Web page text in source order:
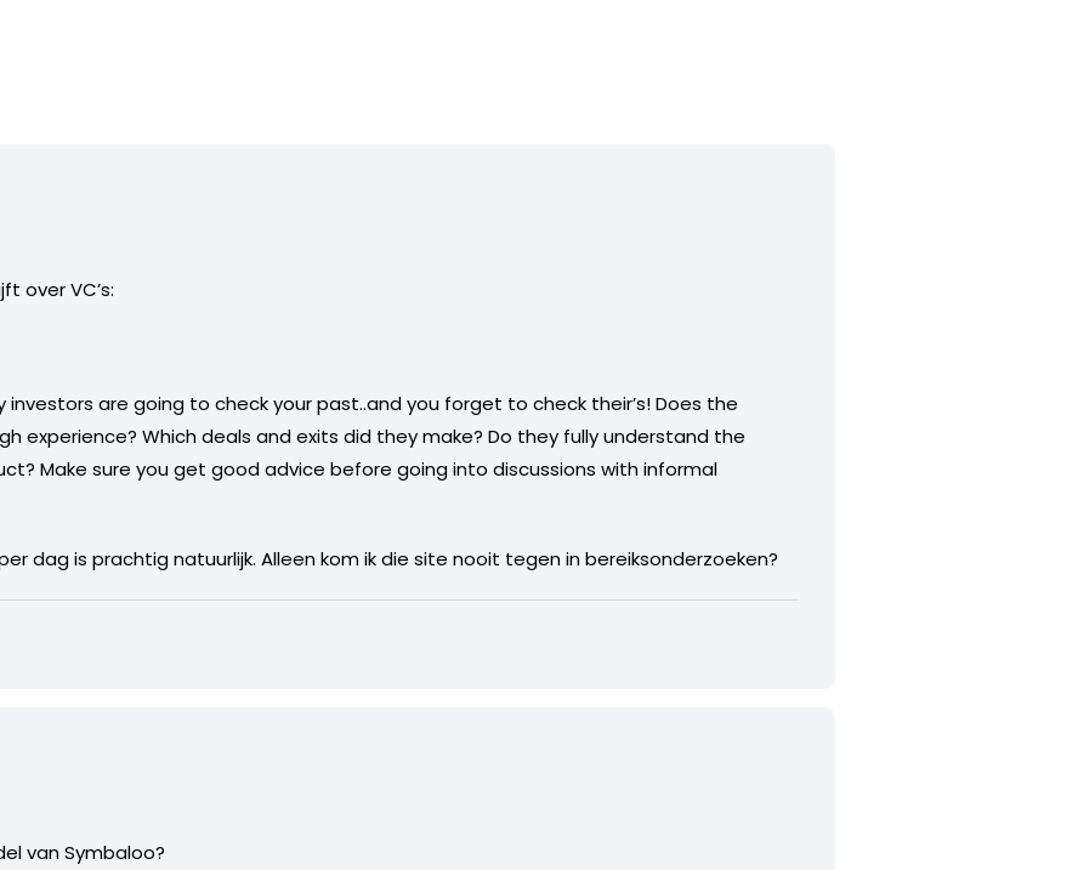
over VC’s:
investors are going to check your past..and you forget to check their’s! Does the
experience? Which deals and exits did they make? Do they fully understand the
Make sure you get good advice before going into discussions with informal
dag is prachtig natuurlijk. Alleen kom ik die site nooit tegen in bereiksonderzoeken?
van Symbaloo?